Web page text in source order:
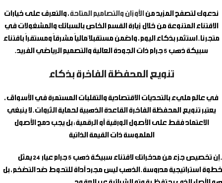
ندعوك لتصفح المزيد من الأوزان والتصاميم المتاحة ، والتعرف على خيارات
الاقتناء المتنوعة من خلال زيارة القسم الخاص بالسبائك والمشغولات في
متجرنا. استثمر بذكاء اليوم، واضمن مستقبلاً مالياً مشرقاً ومستقراً باقتناء
سبيكة ذهب 5 جرام
ذات الجودة العالية والتصميم الرياضي الفريد.
تنويع المحفظة الفاخرة بذكاء
في عالم مليء بالتحديات الاقتصادية والتقلبات المستمرة في الأسواق،
يعتبر تنويع المحفظة الفاخرة القاعدة الذهبية لحماية الثروات. لا ينبغي
الاعتماد فقط على الأصول الورقية أو الرقمية؛ بل يجب دمج الأصول
الملموسة ذات القيمة الذاتية
. إن تخصيص جزء من مدخراتك لاقتناء سبيكة ذهب 5 جرام
عيار 24 يمثل
خطوة استراتيجية مدروسة. الذهب ليس مجرد أداة للتحوط ضد التضخم، بل